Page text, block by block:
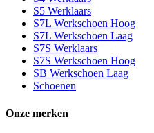
S5 Werklaars
S7L Werkschoen Hoog
S7L Werkschoen Laag
S7S Werklaars
S7S Werkschoen Hoog
SB Werkschoen Laag
Schoenen
Onze merken